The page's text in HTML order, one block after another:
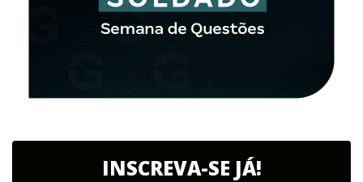
INSCREVA-SE JÁ!